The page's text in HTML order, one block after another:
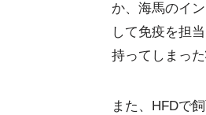
か、海馬のイ
して免疫を担
持ってしまっ
また、HFDで